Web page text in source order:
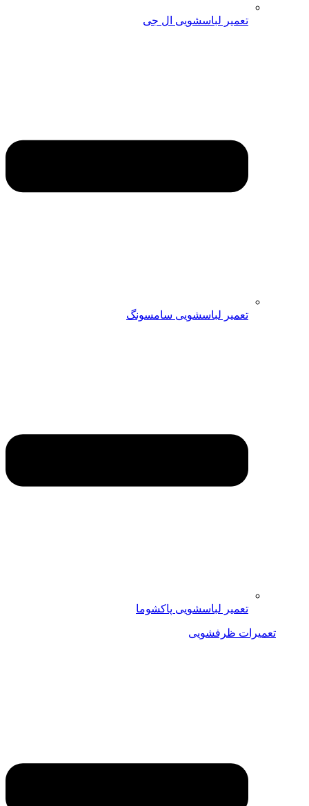
تعمیر لباسشویی ال جی
تعمیر لباسشویی سامسونگ
تعمیر لباسشویی پاکشوما
تعمیرات ظرفشویی